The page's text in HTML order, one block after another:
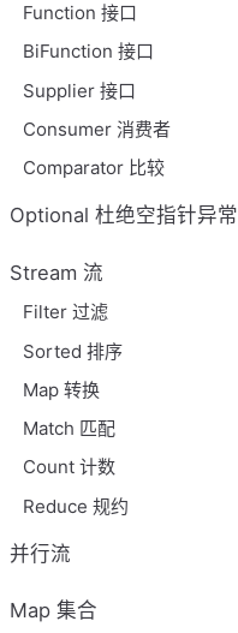
Function 接口
BiFunction 接口
Supplier 接口
Consumer 消费者
Comparator 比较
Optional 杜绝空指针异常
Stream 流
Filter 过滤
Sorted 排序
Map 转换
Match 匹配
Count 计数
Reduce 规约
并行流
Map 集合